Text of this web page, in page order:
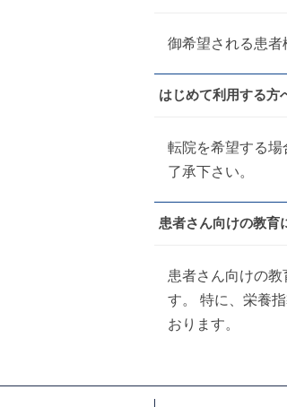
御希望される患者
はじめて利用する方
転院を希望する
了承下さい。
患者さん向けの教育
患者さん向けの
す。 特に、栄養
おります。